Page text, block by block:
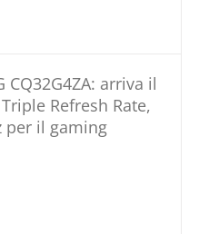
CQ32G4ZA: arriva il
Refresh Rate,
per il gaming